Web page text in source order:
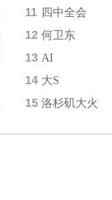
11 四中全会
12 何卫东
13 AI
14 大S
15 洛杉矶大火